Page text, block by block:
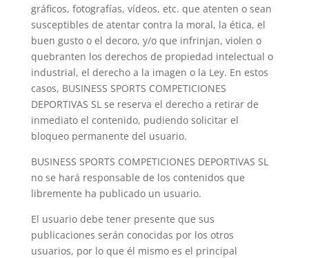
gráficos, fotografías, vídeos, etc. que atenten o sean
susceptibles de atentar contra la moral, la ética, el
buen gusto o el decoro, y/o que infrinjan, violen o
quebranten los derechos de propiedad intelectual o
industrial, el derecho a la imagen o la Ley. En estos
casos, BUSINESS SPORTS COMPETICIONES
DEPORTIVAS SL se reserva el derecho a retirar de
inmediato el contenido, pudiendo solicitar el
bloqueo permanente del usuario.
BUSINESS SPORTS COMPETICIONES DEPORTIVAS SL
no se hará responsable de los contenidos que
libremente ha publicado un usuario.
El usuario debe tener presente que sus
publicaciones serán conocidas por los otros
usuarios, por lo que él mismo es el principal